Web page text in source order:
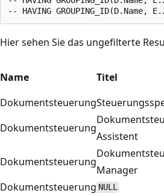
Hier sehen Sie das ungefilterte
Name Titel
Dokumentsteuerung
Dokumentsteuerung
Assistent
Dokumentsteuerung
Manager
Dokumentsteuerung NULL